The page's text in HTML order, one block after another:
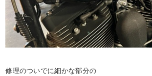
修理のついでに細かな部分の